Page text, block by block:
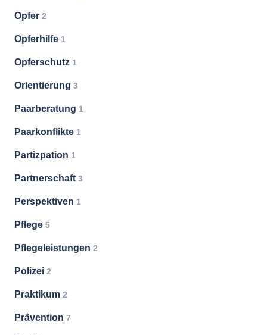
Opfer 2
Opferhilfe 1
Opferschutz 1
Orientierung 3
Paarberatung 1
Paarkonflikte 1
Partizpation 1
Partnerschaft 3
Perspektiven 1
Pflege 5
Pflegeleistungen 2
Polizei 2
Praktikum 2
Prävention 7